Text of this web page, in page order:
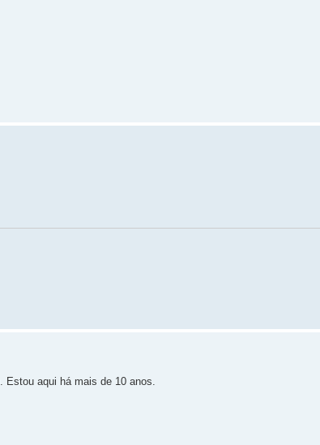
Estou aqui há mais de 10 anos.